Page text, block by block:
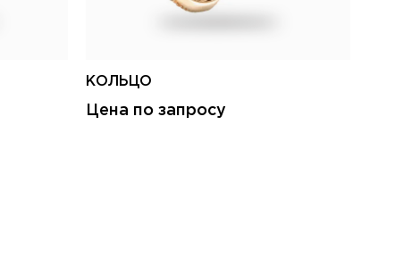
КОЛЬЦО
Цена по запросу